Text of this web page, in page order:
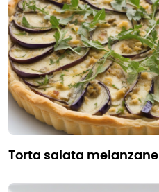
torta salata melanzane